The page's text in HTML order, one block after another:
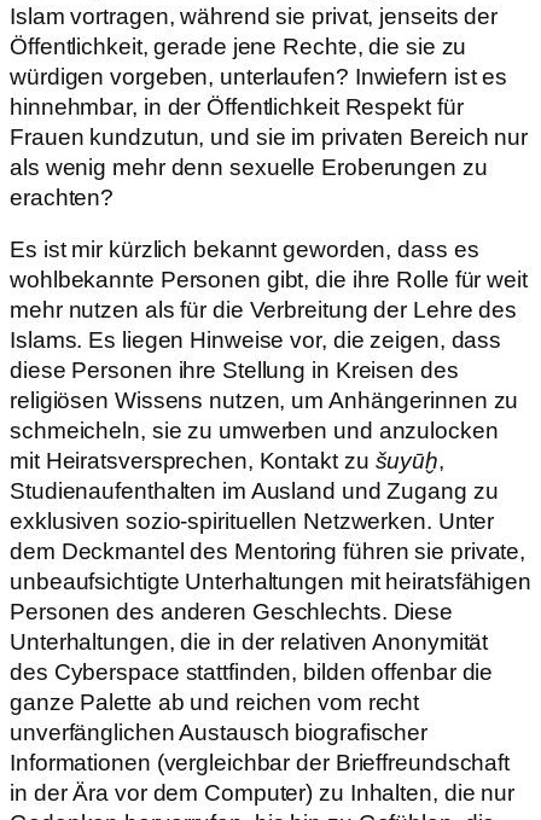
Islam vortragen, während sie privat, jenseits der
Öffentlichkeit, gerade jene Rechte, die sie zu
würdigen vorgeben, unterlaufen? Inwiefern ist es
hinnehmbar, in der Öffentlichkeit Respekt für
Frauen kundzutun, und sie im privaten Bereich nur
als wenig mehr denn sexuelle Eroberungen zu
erachten?
Es ist mir kürzlich bekannt geworden, dass es
wohlbekannte Personen gibt, die ihre Rolle für weit
mehr nutzen als für die Verbreitung der Lehre des
Islams. Es liegen Hinweise vor, die zeigen, dass
diese Personen ihre Stellung in Kreisen des
religiösen Wissens nutzen, um Anhängerinnen zu
schmeicheln, sie zu umwerben und anzulocken
mit Heiratsversprechen, Kontakt zu šuyūḫ,
Studienaufenthalten im Ausland und Zugang zu
exklusiven sozio-spirituellen Netzwerken. Unter
dem Deckmantel des Mentoring führen sie private,
unbeaufsichtigte Unterhaltungen mit heiratsfähigen
Personen des anderen Geschlechts. Diese
Unterhaltungen, die in der relativen Anonymität
des Cyberspace stattfinden, bilden offenbar die
ganze Palette ab und reichen vom recht
unverfänglichen Austausch biografischer
Informationen (vergleichbar der Brieffreundschaft
in der Ära vor dem Computer) zu Inhalten, die nur